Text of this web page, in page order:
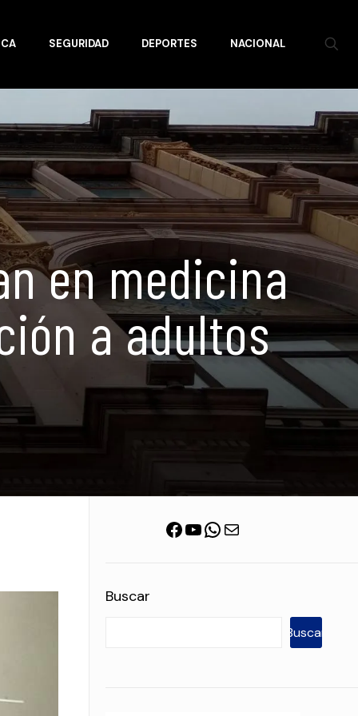
SEGURIDAD DEPORTES NACIONAL
en medicina
a adultos
Facebook
YouTube
WhatsApp
Correo electrónico
Buscar
Buscar